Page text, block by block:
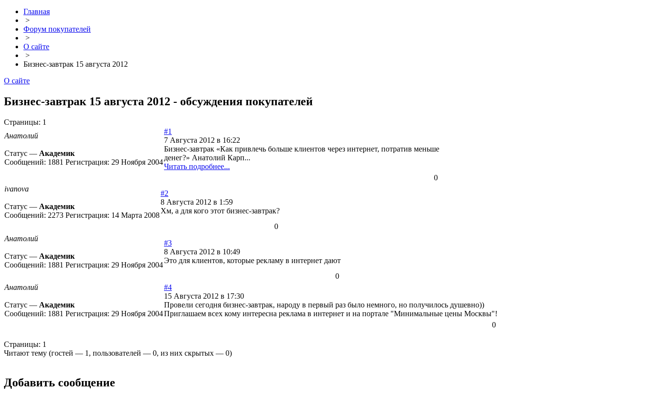
Главная
>
Форум покупателей
>
О сайте
>
Бизнес-завтрак 15 августа 2012
О сайте
Бизнес-завтрак 15 августа 2012 - обсуждения покупателей
Страницы: 1
Анатолий
Статус — Академик
Сообщений: 1881 Регистрация: 29 Ноября 2004
#1
7 Августа 2012 в 16:22
Бизнес-завтрак «Как привлечь больше клиентов через интернет, потратив меньше
денег?» Анатолий Карп...
Читать подробнее...
0
ivanova
Статус — Академик
Сообщений: 2273 Регистрация: 14 Марта 2008
#2
8 Августа 2012 в 1:59
Хм, а для кого этот бизнес-завтрак?
0
Анатолий
Статус — Академик
Сообщений: 1881 Регистрация: 29 Ноября 2004
#3
8 Августа 2012 в 10:49
Это для клиентов, которые рекламу в интернет дают
0
Анатолий
Статус — Академик
Сообщений: 1881 Регистрация: 29 Ноября 2004
#4
15 Августа 2012 в 17:30
Провели сегодня бизнес-завтрак, народу в первый раз было немного, но получилось душевно))
Приглашаем всех кому интересна реклама в интернет и на портале "Минимальные цены Москвы"!
0
Страницы: 1
Читают тему (гостей — 1 , пользователей — 0, из них скрытых — 0)
Добавить сообщение